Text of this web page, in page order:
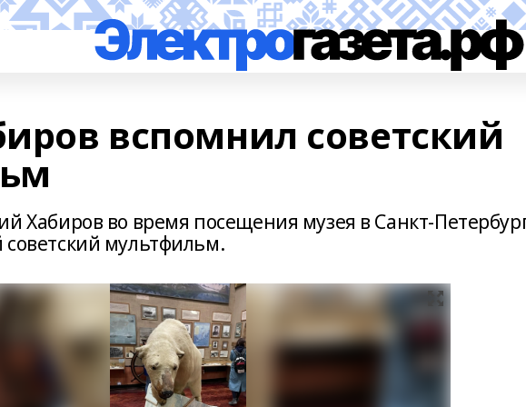
вспомнил советский
Хабиров во время посещения музея в Санкт-
мультфильм.